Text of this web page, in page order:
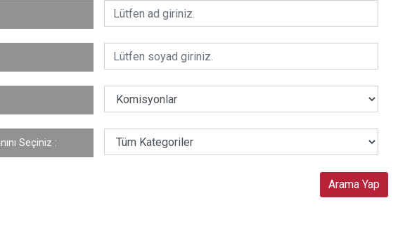
Seçiniz :